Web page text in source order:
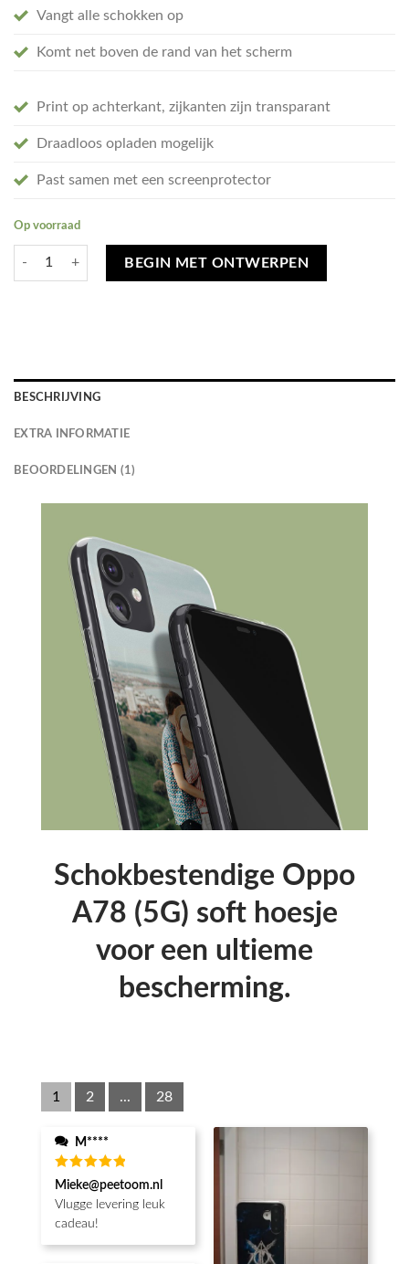
Vangt alle schokken op
Komt net boven de rand van het scherm
Print op achterkant, zijkanten zijn transparant
Draadloos opladen mogelijk
Past samen met een screenprotector
Op voorraad
Ontwerp je eigen Oppo A78 (5G) hoesje - soft transparant aantal
BEGIN MET ONTWERPEN
BESCHRIJVING
EXTRA INFORMATIE
BEOORDELINGEN (1)
Schokbestendige Oppo
A78 (5G) soft hoesje
voor een ultieme
bescherming.
1 2 ... 28
M****
Waardering
5uit 5
Mieke@peetoom.nl
Vlugge levering leuk
cadeau!